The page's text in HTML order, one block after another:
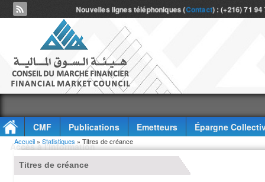
Nouvelles lignes téléphoniques (Contact) : (+216) 71
CMF Publications Emetteurs
Épargne
Accès à l'information
Vous êtes ici
Accueil » Statistiques » Titres de créance
Titres de créance